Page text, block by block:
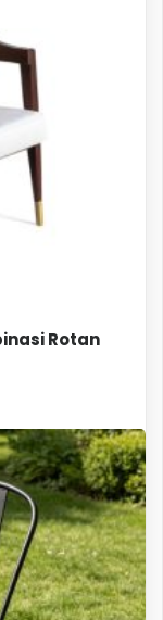
Rotan